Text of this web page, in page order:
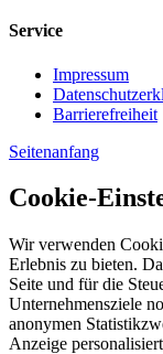
Service
Impressum
Barrierefreiheit
Seitenanfang
Cookie-
Wir verwenden
Erlebnis zu bieten.
Seite und für die
Unternehmensziele
anonymen
Anzeige